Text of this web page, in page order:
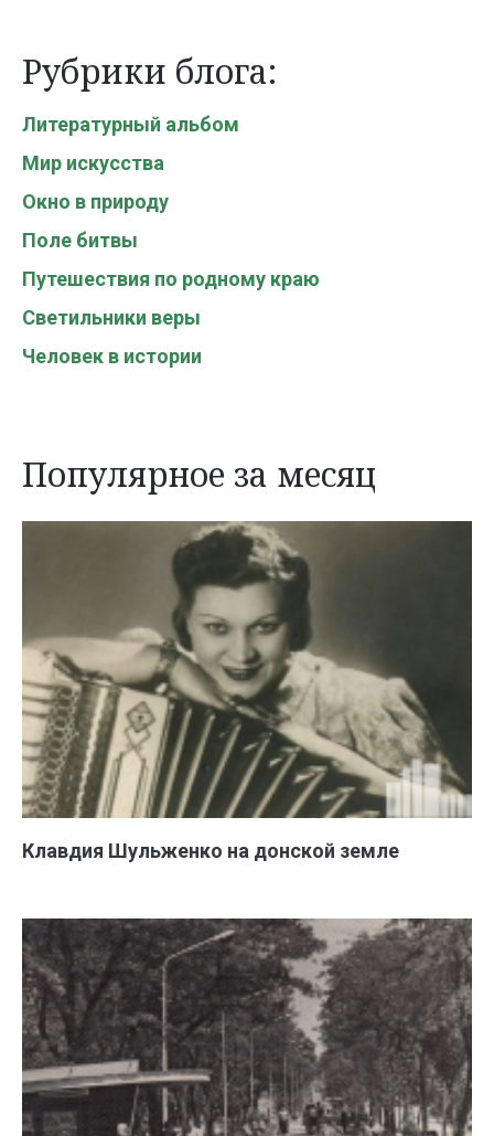
Рубрики блога:
Литературный альбом
Мир искусства
Окно в природу
Поле битвы
Путешествия по родному краю
Светильники веры
Человек в истории
Популярное за месяц
Клавдия Шульженко на донской земле